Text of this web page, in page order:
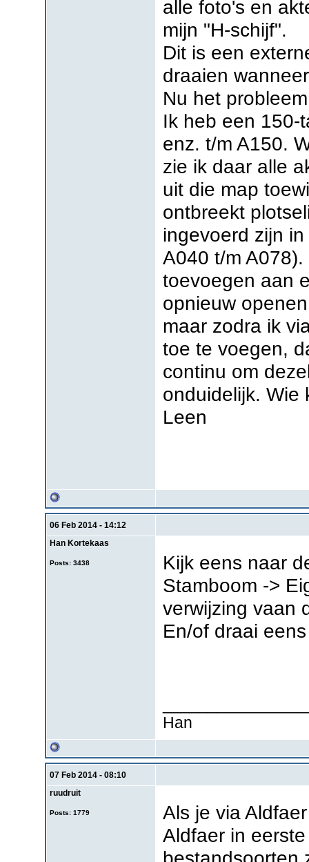
alle foto's en
mijn "H-schijf".
Dit is een
draaien
Nu het
Ik heb een 150-
enz. t/m A150.
zie ik daar alle
uit die map
ontbreekt
ingevoerd zijn
A040 t/m
toevoegen aan
opnieuw
maar zodra ik
toe te voegen,
continu om
onduidelijk. Wie
Leen
06 Feb 2014 - 14:12
Han Kortekaas
Posts: 3438
Kijk eens naar
Stamboom ->
verwijzing vaan
En/of draai
Han
07 Feb 2014 - 08:10
ruudruit
Posts: 1779
Als je via
Aldfaer in